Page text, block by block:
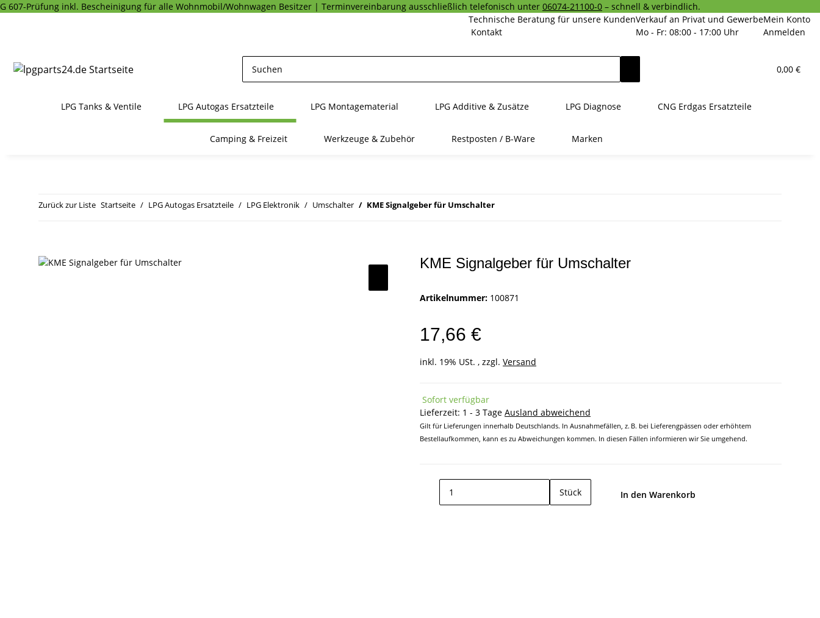
G 607-Prüfung inkl. Bescheinigung für alle Wohnmobil/Wohnwagen Besitzer | Terminvereinbarung ausschließlich telefonisch unter 06074-21100-0 – schnell & verbindlich.
Mein Konto
Anmelden
Verkauf an Privat und Gewerbe
Mo - Fr: 08:00 - 17:00 Uhr
Technische Beratung für unsere Kunden
Kontakt
0,00 €
LPG Tanks & Ventile LPG Autogas Ersatzteile LPG Montagematerial LPG Additive & Zusätze LPG Diagnose CNG Erdgas Ersatzteile
Camping & Freizeit Werkzeuge & Zubehör Restposten / B-Ware Marken
Zurück zur Liste Startseite LPG Autogas Ersatzteile LPG Elektronik Umschalter KME Signalgeber für Umschalter
KME Signalgeber für Umschalter
Artikelnummer: 100871
17,66 €
inkl. 19% USt. , zzgl. Versand
Sofort verfügbar
Lieferzeit: 1 - 3 Tage Ausland abweichend
Gilt für Lieferungen innerhalb Deutschlands. In Ausnahmefällen, z. B. bei Lieferengpässen oder erhöhtem
Bestellaufkommen, kann es zu Abweichungen kommen. In diesen Fällen informieren wir Sie umgehend.
Stück In den Warenkorb